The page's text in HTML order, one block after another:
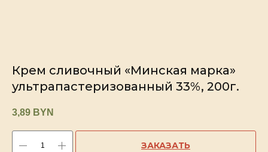
Крем сливочный «Минская марка»
ультрапастеризованный 33%, 200г.
3,89 BYN
ЗАКАЗАТЬ